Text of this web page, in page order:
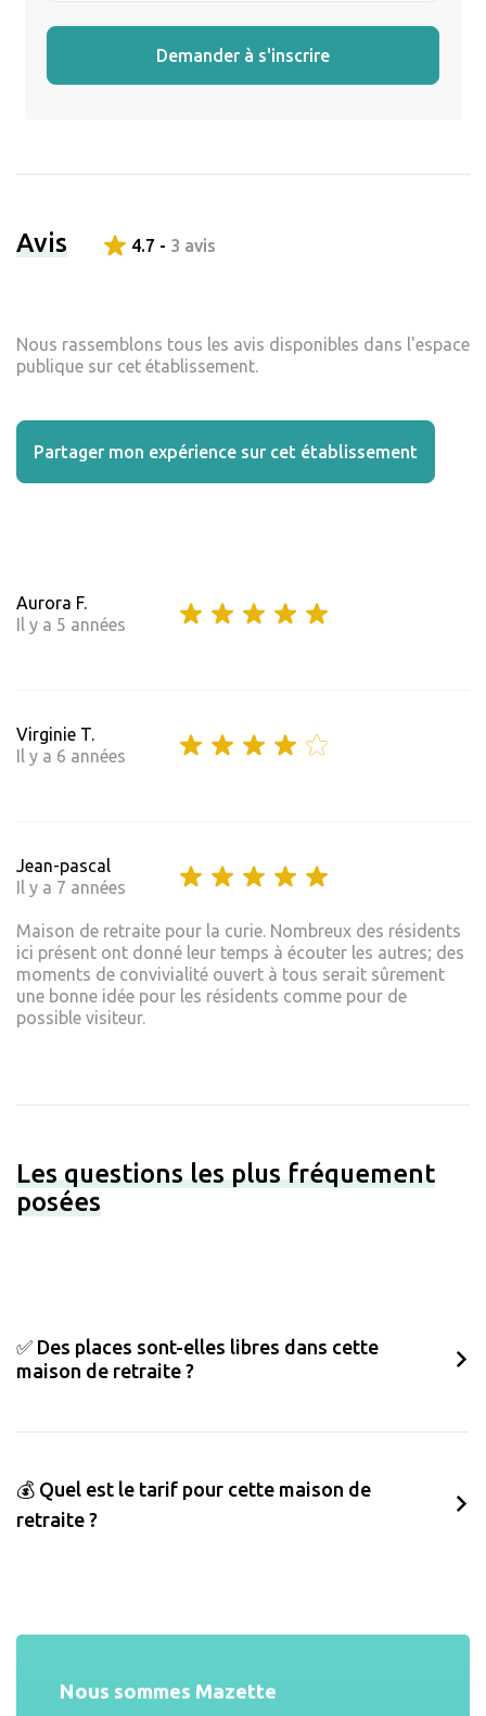
Demander à s'inscrire
Avis 4.7 - 3 avis
Nous rassemblons tous les avis disponibles dans l'espace
publique sur cet établissement.
Partager mon expérience sur cet établissement
Aurora F.
Il y a 5 années
Virginie T.
Il y a 6 années
Jean-pascal
Il y a 7 années
Maison de retraite pour la curie. Nombreux des résidents
ici présent ont donné leur temps à écouter les autres; des
moments de convivialité ouvert à tous serait sûrement
une bonne idée pour les résidents comme pour de
possible visiteur.
Les questions les plus fréquement
posées
✅ Des places sont-elles libres dans cette
maison de retraite ?
💰 Quel est le tarif pour cette maison de
retraite ?
Nous sommes Mazette